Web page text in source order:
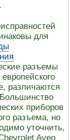
для
разъемы
различаются
приборов
разъема, но
уточнить,
Aveo